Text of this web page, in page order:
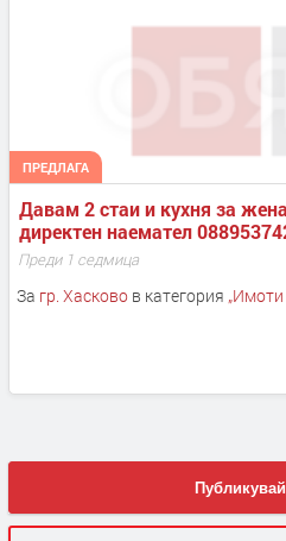
ПРЕДЛАГА
Давам 2 стаи и кухня за
директен наемател
Преди 1 седмица
За гр. Хасковов категория „Имоти